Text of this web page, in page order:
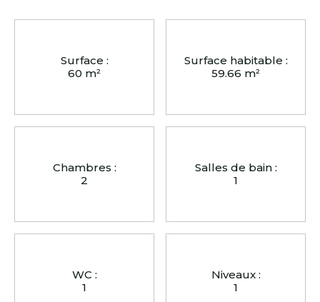
Surface :
60 m²
Surface habitable :
59.66 m²
Chambres :
2
Salles de bain :
1
WC :
1
Niveaux :
1